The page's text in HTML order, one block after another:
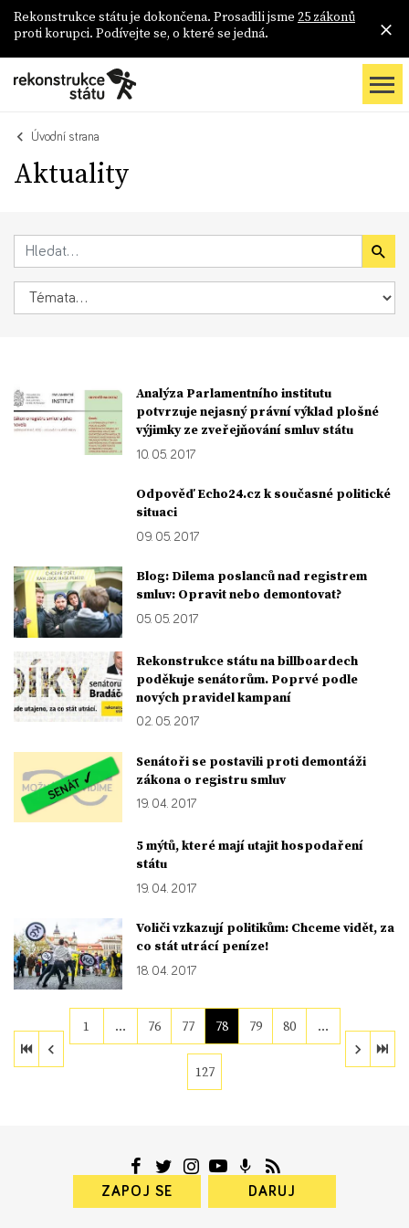
Rekonstrukce státu je dokončena. Prosadili jsme 25 zákonů
proti korupci. Podívejte se, o které se jedná.
Úvodní strana
Aktuality
Analýza Parlamentního institutu
potvrzuje nejasný právní výklad plošné
výjimky ze zveřejňování smluv státu
10. 05. 2017
Odpověď Echo24.cz k současné politické
situaci
09. 05. 2017
Blog: Dilema poslanců nad registrem
smluv: Opravit nebo demontovat?
05. 05. 2017
Rekonstrukce státu na billboardech
poděkuje senátorům. Poprvé podle
nových pravidel kampaní
02. 05. 2017
Senátoři se postavili proti demontáži
zákona o registru smluv
19. 04. 2017
5 mýtů, které mají utajit hospodaření
státu
19. 04. 2017
Voliči vzkazují politikům: Chceme vidět, za
co stát utrácí peníze!
18. 04. 2017
1 … 76 77 78 79 80 …
127
ZAPOJ SE DARUJ